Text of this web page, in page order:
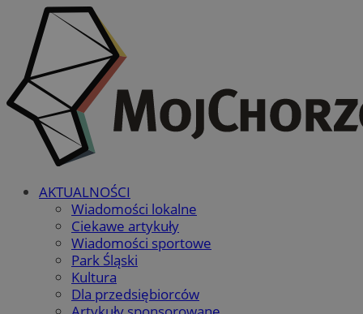
AKTUALNOŚCI
Wiadomości lokalne
Ciekawe artykuły
Wiadomości sportowe
Park Śląski
Kultura
Dla przedsiębiorców